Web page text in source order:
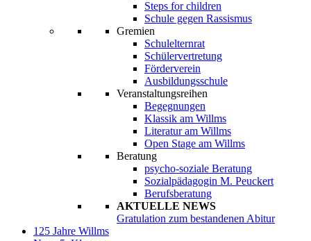
Steps for children
Schule gegen Rassismus
Gremien
Schulelternrat
Schülervertretung
Förderverein
Ausbildungsschule
Veranstaltungsreihen
Begegnungen
Klassik am Willms
Literatur am Willms
Open Stage am Willms
Beratung
psycho-soziale Beratung
Sozialpädagogin M. Peuckert
Berufsberatung
AKTUELLE NEWS
Gratulation zum bestandenen Abitur
125 Jahre Willms